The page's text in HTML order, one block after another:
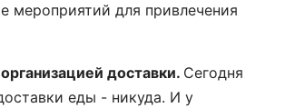
мероприятий для привлечения
доставки. Сегодня
еды - никуда. И у